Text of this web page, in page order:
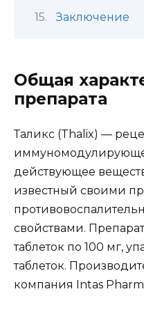
Заключение
Общая
препарата
Таликс (Thalix) —
действующее
известный своими
свойствами.
таблеток по 100 мг,
таблеток.
компания Intas